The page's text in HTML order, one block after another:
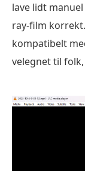
lave lidt
ray-film
kompatibelt
velegnet til